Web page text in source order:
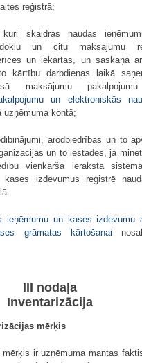
reģistrā;
skaidras naudas
un citu maksājumu
un iekārtas, un saskaņā
kārtību darbdienas laikā
maksājumu
un elektroniskās
uzņēmuma kontā;
arodbiedrības un to
un to iestādes, ja
vienkāršā ieraksta
kases izdevumus reģistrē
ieņēmumu un kases izdevumu
grāmatas kārtošanai
III nodaļa
Inventarizācija
mērķis
ir uzņēmuma mantas